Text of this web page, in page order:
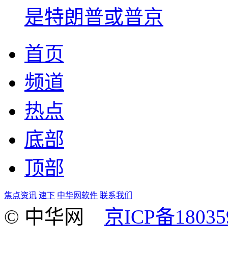
是特朗普或普京
首页
频道
热点
底部
顶部
焦点资讯 速下 中华网软件 联系我们
© 中华网 京ICP备